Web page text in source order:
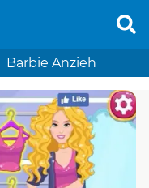
Barbie Anzieh